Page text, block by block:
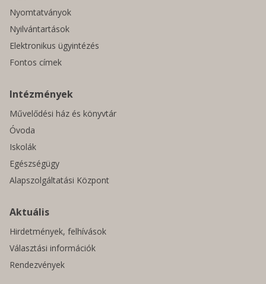
Nyomtatványok
Nyilvántartások
Elektronikus ügyintézés
Fontos címek
Intézmények
Művelődési ház és könyvtár
Óvoda
Iskolák
Egészségügy
Alapszolgáltatási Központ
Aktuális
Hirdetmények, felhívások
Választási információk
Rendezvények